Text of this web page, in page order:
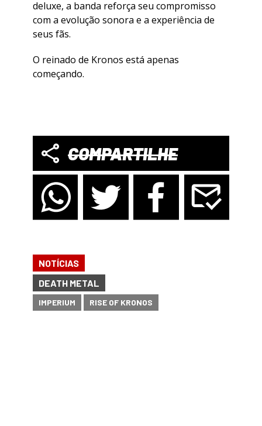
deluxe, a banda reforça seu compromisso
com a evolução sonora e a experiência de
seus fãs.
O reinado de Kronos está apenas
começando.
COMPARTILHE
NOTÍCIAS
DEATH METAL
IMPERIUM RISE OF KRONOS